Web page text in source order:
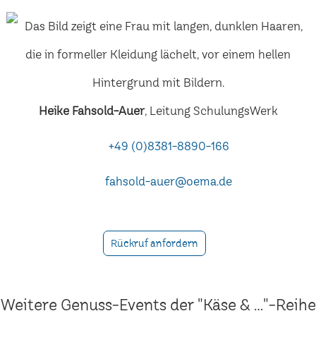
Heike Fahsold-Auer, Leitung SchulungsWerk
+49 (0)8381-8890-166
fahsold-auer@oema.de
Rückruf anfordern
Weitere Genuss-Events der "Käse & ..."-Reihe